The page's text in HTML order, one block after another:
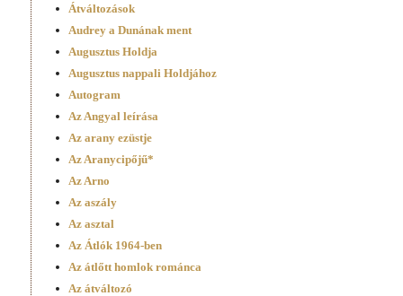
Átváltozások
Audrey a Dunának ment
Augusztus Holdja
Augusztus nappali Holdjához
Autogram
Az Angyal leírása
Az arany ezüstje
Az Aranycipőjű*
Az Arno
Az aszály
Az asztal
Az Átlók 1964-ben
Az átlőtt homlok románca
Az átváltozó